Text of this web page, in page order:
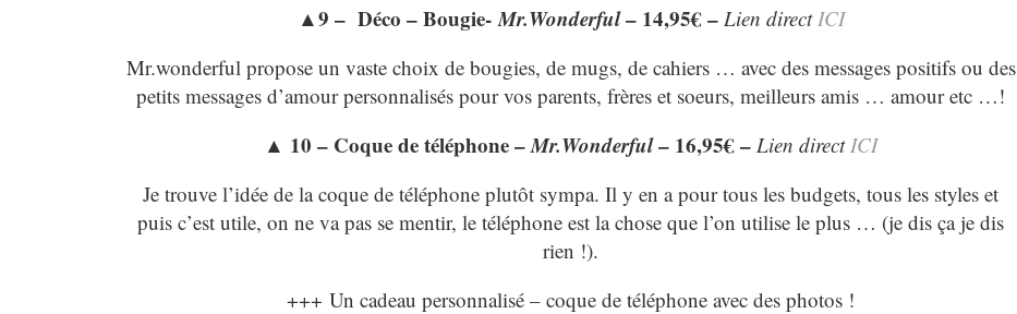
▲9 – Déco – Bougie-Mr.Wonderful– 14,95€ – Lien direct ICI
Mr.wonderful propose un vaste choix de bougies, de mugs, de cahiers … avec des messages positifs ou des
petits messages d’amour personnalisés pour vos parents, frères et soeurs, meilleurs amis … amour etc …!
▲ 10 – Coque de téléphone –Mr.Wonderful– 16,95€ – Lien direct ICI
Je trouve l’idée de la coque de téléphone plutôt sympa. Il y en a pour tous les budgets, tous les styles et
puis c’est utile, on ne va pas se mentir, le téléphone est la chose que l’on utilise le plus … (je dis ça je dis
rien !).
+++ Un cadeau personnalisé – coque de téléphone avec des photos !